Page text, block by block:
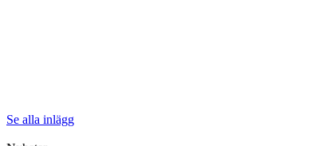
Se alla inlägg